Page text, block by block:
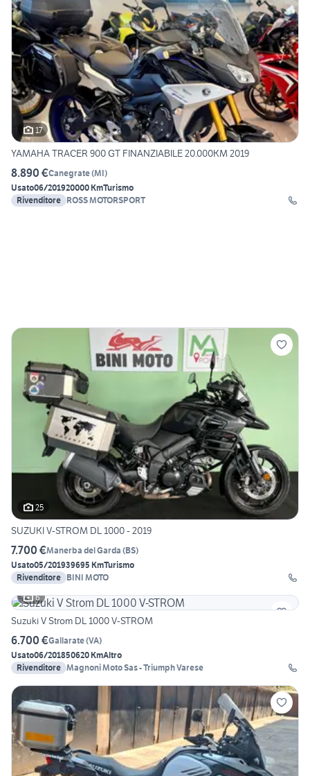
17
YAMAHA TRACER 900 GT FINANZIABILE 20.000KM 2019
8.890 €Canegrate(MI)
Usato06/201920000 KmTurismo
Rivenditore ROSS MOTORSPORT
25
SUZUKI V-STROM DL 1000 - 2019
7.700 €Manerba del Garda (BS)
Usato05/201939695 KmTurismo
Rivenditore BINI MOTO
6
Suzuki V Strom DL 1000 V-STROM
6.700 €Gallarate(VA)
Usato06/201850620 KmAltro
Rivenditore Magnoni Moto Sas - Triumph Varese